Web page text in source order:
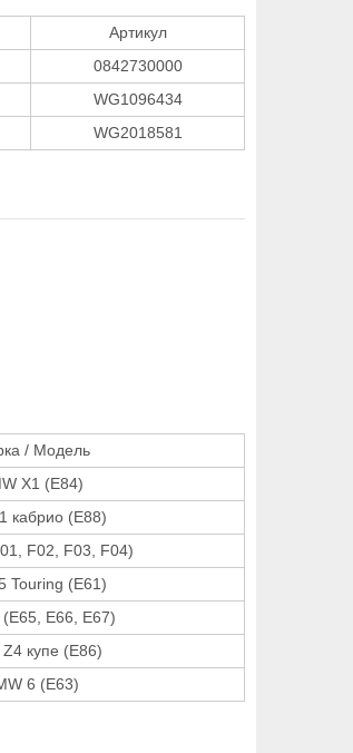
Артикул
0842730000
WG1096434
WG2018581
/ Модель
X1 (E84)
кабрио (E88)
F02, F03, F04)
Touring (E61)
(E65, E66, E67)
Z4 купе (E86)
6 (E63)